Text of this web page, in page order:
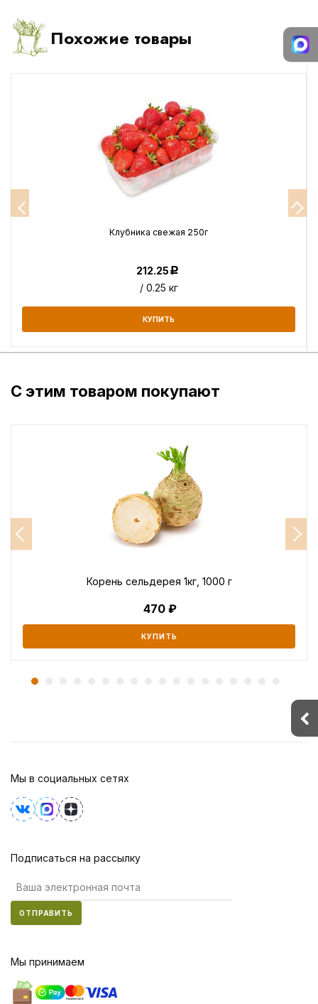
Похожие товары
Клубника свежая 250г
212.25Р
/ 0.25 кг
КУПИТЬ
С этим товаром покупают
Корень сельдерея 1кг, 1000 г
470
КУПИТЬ
Мы в социальных сетях
Подписаться на рассылку
ОТПРАВИТЬ
Мы принимаем